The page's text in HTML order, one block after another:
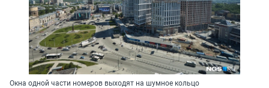
Окна одной части номеров выходят на шумное кольцо